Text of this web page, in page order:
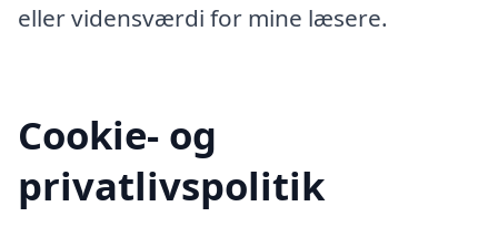
eller vidensværdi for mine læsere.
Cookie- og
privatlivspolitik